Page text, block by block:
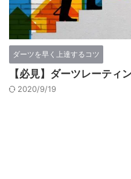
ダーツを早く上達するコツ
【必見】ダーツレーティ
2020/9/19